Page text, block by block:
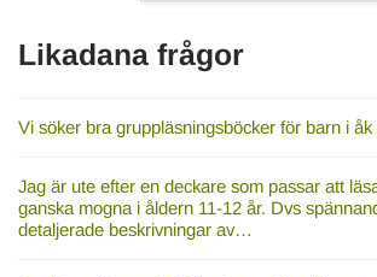
Likadana frågor
Vi söker bra gruppläsningsböcker för barn i åk
Jag är ute efter en deckare som passar att
ganska mogna i åldern 11-12 år. Dvs
detaljerade beskrivningar av…